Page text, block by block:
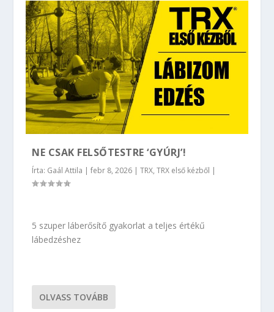
NE CSAK FELSŐTESTRE ‘GYÚRJ’!
Írta: Gaál Attila |febr 8, 2026 |TRX,TRX első kézből |
5 szuper láberősítő gyakorlat a teljes értékű
lábedzéshez
OLVASS TOVÁBB